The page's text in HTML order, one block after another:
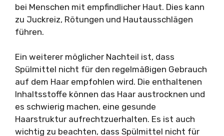
bei Menschen mit empfindlicher Haut. Dies kann
zu Juckreiz, Rötungen und Hautausschlägen
führen.
Ein weiterer möglicher Nachteil ist, dass
Spülmittel nicht für den regelmäßigen Gebrauch
auf dem Haar empfohlen wird. Die enthaltenen
Inhaltsstoffe können das Haar austrocknen und
es schwierig machen, eine gesunde
Haarstruktur aufrechtzuerhalten. Es ist auch
wichtig zu beachten, dass Spülmittel nicht für